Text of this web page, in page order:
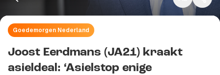
Goedemorgen Nederland
Joost Eerdmans (JA21) kraakt
asieldeal: ‘Asielstop enige